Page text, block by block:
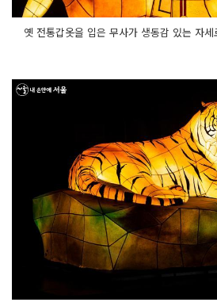
옛 전통갑옷을 입은 무사가 생동감 있는 자